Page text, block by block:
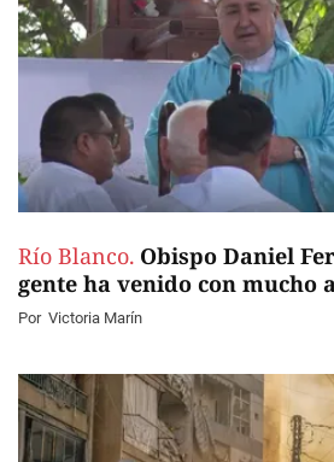
Río Blanco. Obispo Daniel
gente ha venido con mucho
Por Victoria Marín